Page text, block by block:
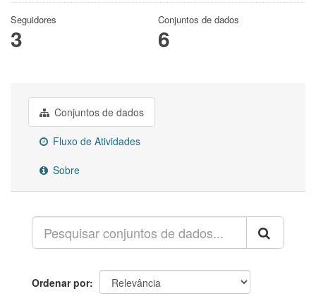
Seguidores
3
Conjuntos de dados
6
Conjuntos de dados
Fluxo de Atividades
Sobre
Ordenar por